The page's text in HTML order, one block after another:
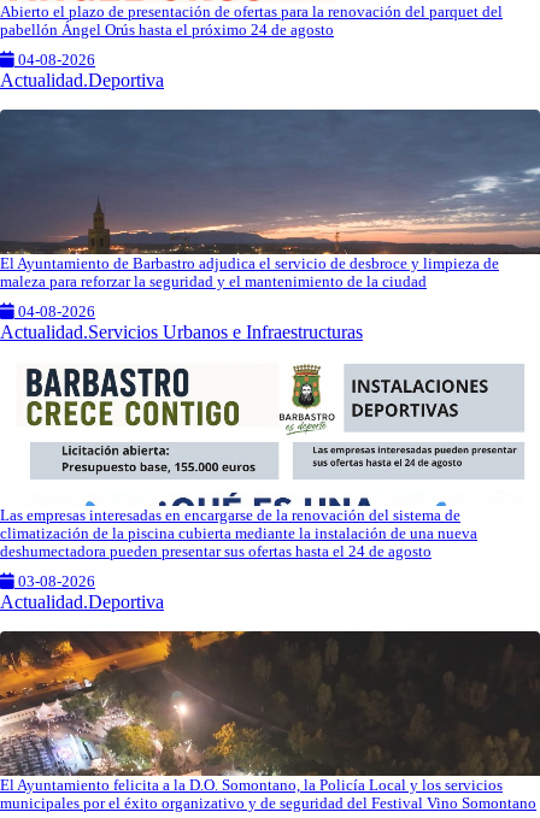
Abierto el plazo de presentación de ofertas para la renovación del parquet del
pabellón Ángel Orús hasta el próximo 24 de agosto
04-08-2026
Actualidad.Deportiva
El Ayuntamiento de Barbastro adjudica el servicio de desbroce y limpieza de
maleza para reforzar la seguridad y el mantenimiento de la ciudad
04-08-2026
Actualidad.Servicios Urbanos e Infraestructuras
Las empresas interesadas en encargarse de la renovación del sistema de
climatización de la piscina cubierta mediante la instalación de una nueva
deshumectadora pueden presentar sus ofertas hasta el 24 de agosto
03-08-2026
Actualidad.Deportiva
El Ayuntamiento felicita a la D.O. Somontano, la Policía Local y los servicios
municipales por el éxito organizativo y de seguridad del Festival Vino Somontano